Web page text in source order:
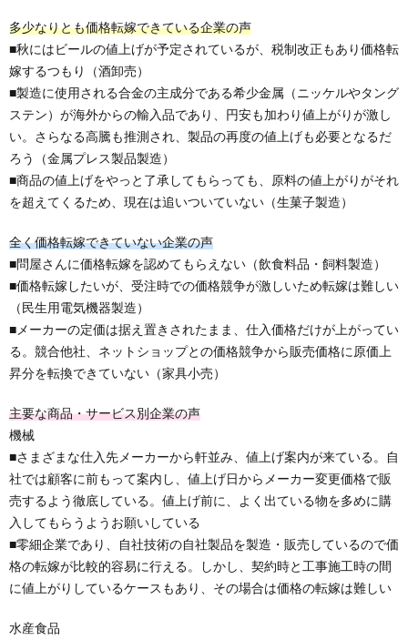
多少なりとも価格転嫁できている企業の声
■秋にはビールの値上げが予定されているが、税制改正もあり価格転
嫁するつもり（酒卸売）
■製造に使用される合金の主成分である希少金属（ニッケルやタング
ステン）が海外からの輸入品であり、円安も加わり値上がりが激し
い。さらなる高騰も推測され、製品の再度の値上げも必要となるだ
ろう（金属プレス製品製造）
■商品の値上げをやっと了承してもらっても、原料の値上がりがそれ
を超えてくるため、現在は追いついていない（生菓子製造）
全く価格転嫁できていない企業の声
■問屋さんに価格転嫁を認めてもらえない（飲食料品・飼料製造）
■価格転嫁したいが、受注時での価格競争が激しいため転嫁は難しい
（民生用電気機器製造）
■メーカーの定価は据え置きされたまま、仕入価格だけが上がってい
る。競合他社、ネットショップとの価格競争から販売価格に原価上
昇分を転換できていない（家具小売）
主要な商品・サービス別企業の声
機械
■さまざまな仕入先メーカーから軒並み、値上げ案内が来ている。自
社では顧客に前もって案内し、値上げ日からメーカー変更価格で販
売するよう徹底している。値上げ前に、よく出ている物を多めに購
入してもらうようお願いしている
■零細企業であり、自社技術の自社製品を製造・販売しているので価
格の転嫁が比較的容易に行える。しかし、契約時と工事施工時の間
に値上がりしているケースもあり、その場合は価格の転嫁は難しい
水産食品